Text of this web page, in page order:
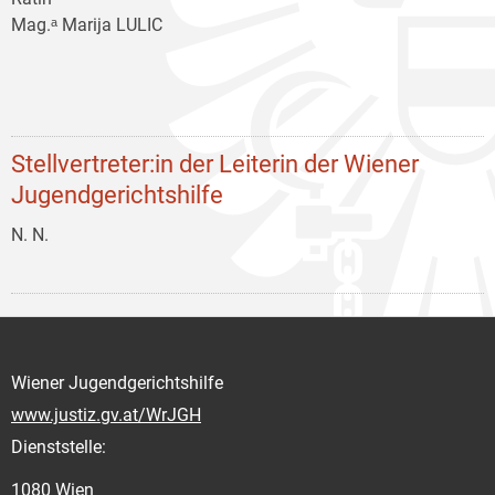
Mag.ᵃ Marija LULIC
Stellvertreter:in der Leiterin der Wiener
Jugendgerichtshilfe
N. N.
Wiener Jugendgerichtshilfe
www.justiz.gv.at/WrJGH
Dienststelle:
1080 Wien